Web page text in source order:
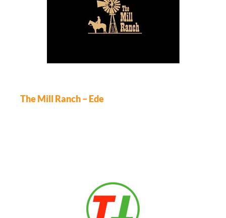
The Mill Ranch – Ede